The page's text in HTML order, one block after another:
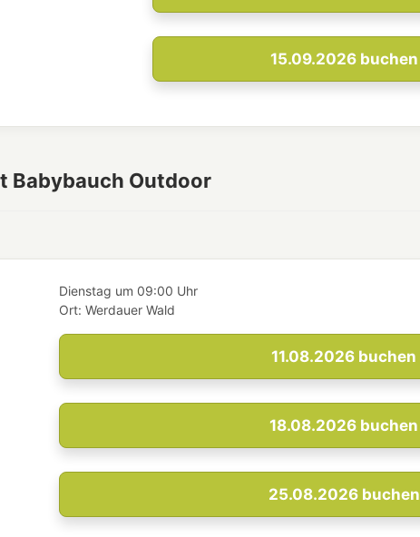
15.09.2026buchen
Babybauch Outdoor
Dienstag um 09:00 Uhr
Ort: Werdauer Wald
11.08.2026 buchen
18.08.2026 buchen
25.08.2026buchen